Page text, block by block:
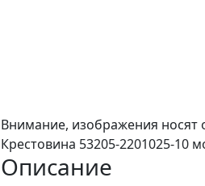
Внимание, изображения носят
Крестовина 53205-2201025-10
Описание